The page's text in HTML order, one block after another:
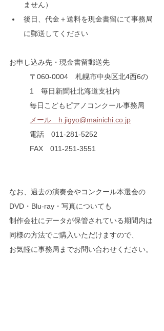
ません）
後日、代金＋送料を現金書留にて事務局
に郵送してください
お申し込み先・現金書留郵送先
〒060-0004　札幌市中央区北4西6の
1　毎日新聞社北海道支社内
毎日こどもピアノコンクール事務局
メール　h.jigyo@mainichi.co.jp
電話　011-281-5252
FAX　011-251-3551
なお、過去の演奏会やコンクール本選会の
DVD・Blu-ray・写真についても
制作会社にデータが保管されている期間内は
同様の方法でご購入いただけますので、
お気軽に事務局までお問い合わせください。